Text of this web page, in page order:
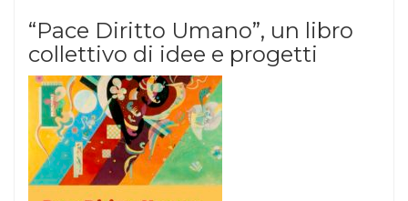
“Pace Diritto Umano”, un libro
collettivo di idee e progetti